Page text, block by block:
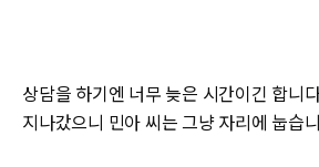
상담을 하기엔 너무 늦은 시간이긴 합니
지나갔으니 민아 씨는 그냥 자리에 눕습